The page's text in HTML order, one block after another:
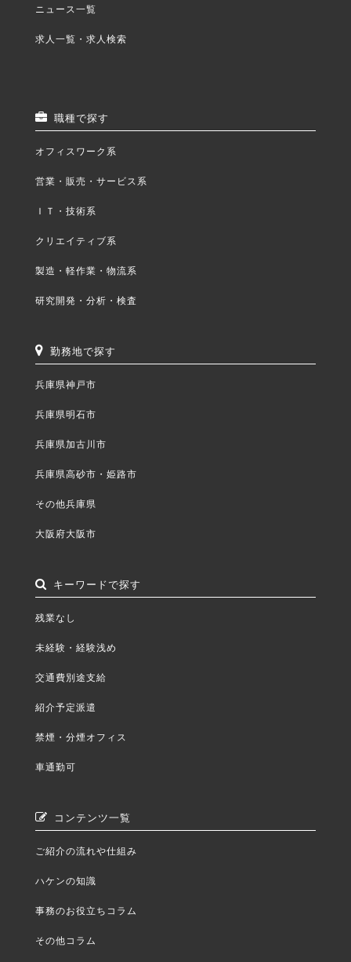
ニュース一覧
求人一覧・求人検索
職種で探す
オフィスワーク系
営業・販売・サービス系
ＩＴ・技術系
クリエイティブ系
製造・軽作業・物流系
研究開発・分析・検査
勤務地で探す
兵庫県神戸市
兵庫県明石市
兵庫県加古川市
兵庫県高砂市・姫路市
その他兵庫県
大阪府大阪市
キーワードで探す
残業なし
未経験・経験浅め
交通費別途支給
紹介予定派遣
禁煙・分煙オフィス
車通勤可
コンテンツ一覧
ご紹介の流れや仕組み
ハケンの知識
事務のお役立ちコラム
その他コラム